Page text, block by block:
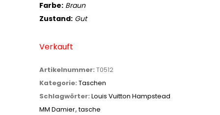
Farbe: Braun
Zustand: Gut
Verkauft
Artikelnummer: T0512
Kategorie: Taschen
Schlagwörter: Louis Vuitton Hampstead
MM Damier,tasche